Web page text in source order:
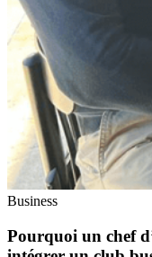
Business
Pourquoi un chef